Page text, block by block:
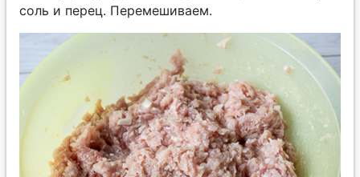
соль и перец. Перемешиваем.